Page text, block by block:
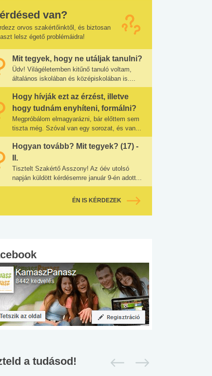
van?
orvos szakértőinktől, és biztosan
lelsz égető problémáidra!
Mit tegyek, hogy ne utáljak tanulni?
Üdv! Világéletemben kitűnő tanuló voltam,
általános iskolában és középiskolában is....
Hogy hívják ezt az érzést, illetve
hogy tudnám enyhíteni, formálni?
Megpróbálom elmagyarázni, bár előttem sem
tiszta még. Szóval van egy sorozat, és van...
Hogyan tovább? Mit tegyek? (17) -
II.
Tisztelt Szakértő Asszony! Az óév utolsó
napján küldött kérdésemre január 9-én adott...
ÉN IS KÉRDEZEK
a tudásod!